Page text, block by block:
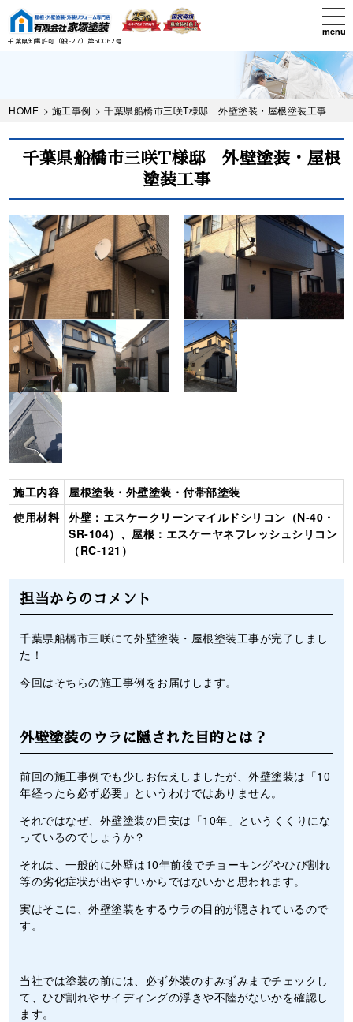
Skip
main
menu
千葉県知事許可（般-27）第50062号
HOME > 施工事例 > 千葉県船橋市三咲T様邸 外壁塗装・屋根塗装工事
千葉県船橋市三咲T様邸 外壁塗装・屋根
塗装工事
Before
施工内容
屋根塗装・外壁塗装・付帯部塗装
使用材料 外壁：エスケークリーンマイルドシリコン（N‐40・
SR‐104）、屋根：エスケーヤネフレッシュシリコン
（RC‐121）
担当からのコメント
千葉県船橋市三咲にて外壁塗装・屋根塗装工事が完了しまし
た！
今回はそちらの施工事例をお届けします。
外壁塗装のウラに隠された目的とは？
前回の施工事例でも少しお伝えしましたが、外壁塗装は「10
年経ったら必ず必要」というわけではありません。
それではなぜ、外壁塗装の目安は「10年」というくくりにな
っているのでしょうか？
それは、一般的に外壁は10年前後でチョーキングやひび割れ
等の劣化症状が出やすいからではないかと思われます。
実はそこに、外壁塗装をするウラの目的が隠されているので
す。
当社では塗装の前には、必ず外装のすみずみまでチェックし
て、ひび割れやサイディングの浮きや不陸がないかを確認し
ます。